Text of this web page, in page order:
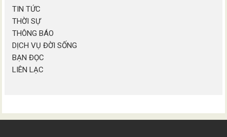
TIN TỨC
THỜI SỰ
THÔNG BÁO
DỊCH VỤ ĐỜI SỐNG
BẠN ĐỌC
LIÊN LẠC